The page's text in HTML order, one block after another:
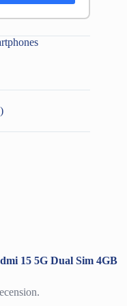
15 5G Dual Sim 4GB